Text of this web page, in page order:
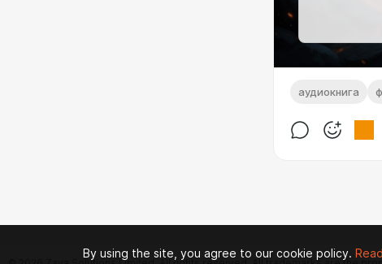
аудиокнига
By using the site, you agree to our cookie policy.